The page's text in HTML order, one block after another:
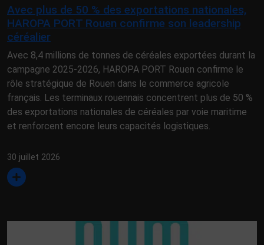
Avec plus de 50 % des exportations nationales,
HAROPA PORT Rouen confirme son leadership
céréalier
Avec 8,4 millions de tonnes de céréales exportées durant la
campagne 2025-2026, HAROPA PORT Rouen confirme le
rôle stratégique de Rouen dans le commerce agricole
français. Les terminaux rouennais concentrent plus de 50 %
des exportations nationales de céréales par voie maritime
et renforcent encore leurs capacités logistiques.
30 juillet 2026